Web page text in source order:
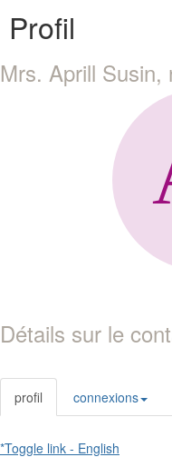
Profil
Mrs. Aprill Susin,
Détails sur le
profil connexions
*Toggle link - English